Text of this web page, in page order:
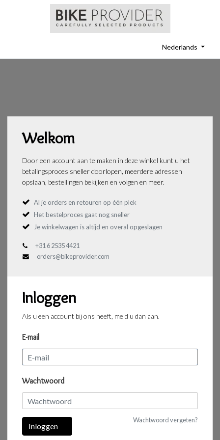
Nederlands
Welkom
Door een account aan te maken in deze winkel kunt u het
betalingsproces sneller doorlopen, meerdere adressen
opslaan, bestellingen bekijken en volgen en meer.
Al je orders en retouren op één plek
Het bestelproces gaat nog sneller
Je winkelwagen is altijd en overal opgeslagen
+31 6 2535 4421
orders@bikeprovider.com
Inloggen
Als u een account bij ons heeft, meld u dan aan.
E-mail
Wachtwoord
Wachtwoord vergeten?
Inloggen